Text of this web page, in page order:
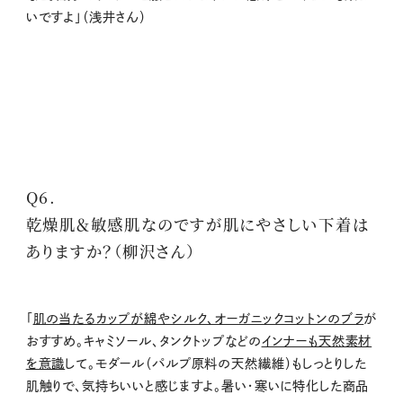
いですよ」（浅井さん）
Q6.
乾燥肌＆敏感肌なのですが肌にやさしい下着は
ありますか？（柳沢さん）
肌の当たるカップが綿やシルク、オーガニックコットンのブラが
おすすめ。キャミソール、タンクトップなどの インナーも天然素材
を意識して。モダール（パルプ原料の天然繊維）もしっとりした
肌触りで、気持ちいいと感じますよ。暑い・寒いに特化した商品